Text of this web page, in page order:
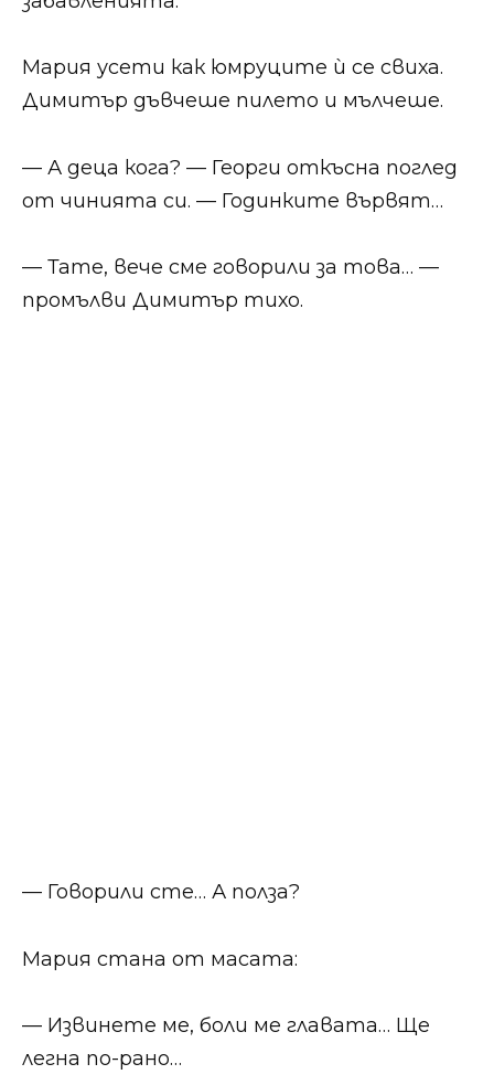
Мария усети как юмруците ѝ се свиха.
Димитър дъвчеше пилето и мълчеше.
— А деца кога? — Георги откъсна поглед
от чинията си. — Годинките вървят…
— Тате, вече сме говорили за това… —
промълви Димитър тихо.
— Говорили сте… А полза?
Мария стана от масата:
— Извинете ме, боли ме главата… Ще
легна по-рано…